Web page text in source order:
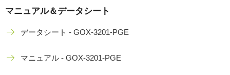
マニュアル＆データシート
データシート - GOX-3201-PGE
マニュアル - GOX-3201-PGE